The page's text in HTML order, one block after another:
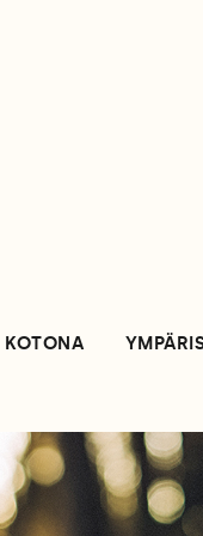
KOTONA